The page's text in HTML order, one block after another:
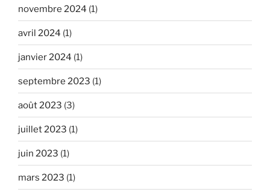
novembre 2024 (1)
avril 2024 (1)
janvier 2024 (1)
septembre 2023 (1)
août 2023 (3)
juillet 2023 (1)
juin 2023 (1)
mars 2023 (1)